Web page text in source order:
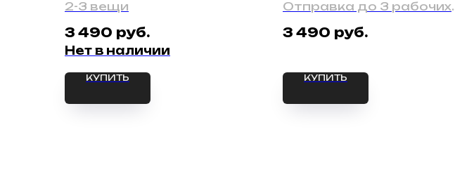
2-3 вещи
3 490 руб.
Нет в наличии
КУПИТЬ
Отправка до 3 рабочих
3 490 руб.
КУПИТЬ